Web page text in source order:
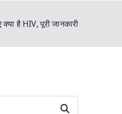
है HIV, पूरी जानकारी
Search